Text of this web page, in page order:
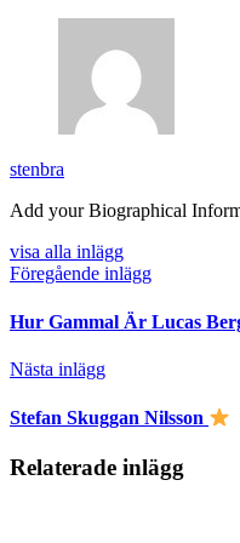
stenbra
Add your Biographical
visa alla inlägg
Föregående inlägg
Hur Gammal Är Lucas
Nästa inlägg
Stefan Skuggan Nilsson
Relaterade inlägg